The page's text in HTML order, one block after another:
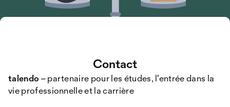
Contact
talendo – partenaire pour les études, l'entrée dans la
vie professionnelle et la carrière